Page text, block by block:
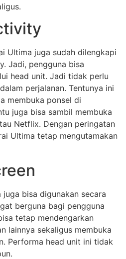
Ultima juga sudah dilengkapi
Jadi, pengguna bisa
head unit. Jadi tidak perlu
perjalanan. Tentunya ini
membuka ponsel di
juga bisa sambil membuka
Netflix. Dengan peringatan
Ultima tetap mengutamakan
bisa digunakan secara
berguna bagi pengguna
tetap mendengarkan
lainnya sekaligus membuka
Performa head unit ini tidak